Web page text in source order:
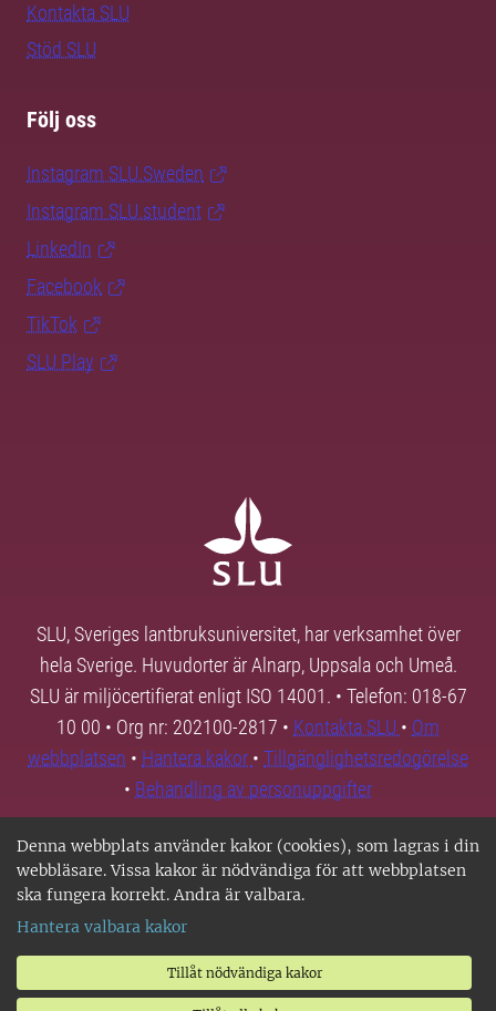
Denna webbplats använder kakor (cookies), som lagras i din
webbläsare. Vissa kakor är nödvändiga för att webbplatsen
ska fungera korrekt. Andra är valbara.
Hantera valbara kakor
Tillåt nödvändiga kakor
Kontakta SLU
Stöd SLU
Följ oss
Instagram SLU.Sweden
Instagram SLU.student
LinkedIn
Facebook
TikTok
SLU Play
SLU, Sveriges lantbruksuniversitet, har verksamhet över
hela Sverige. Huvudorter är Alnarp, Uppsala och Umeå.
SLU är miljöcertifierat enligt ISO 14001. • Telefon: 018-67
10 00 • Org nr: 202100-2817 • Kontakta SLU • Om
webbplatsen • Hantera kakor • Tillgänglighetsredogörelse
• Behandling av personuppgifter